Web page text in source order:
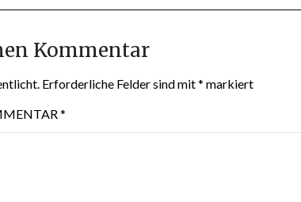
Kommentar
Erforderliche Felder sind mit* markiert
*